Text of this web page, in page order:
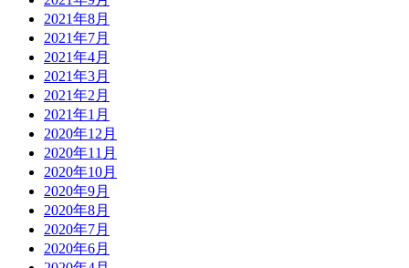
2021年8月
2021年7月
2021年4月
2021年3月
2021年2月
2021年1月
2020年12月
2020年11月
2020年10月
2020年9月
2020年8月
2020年7月
2020年6月